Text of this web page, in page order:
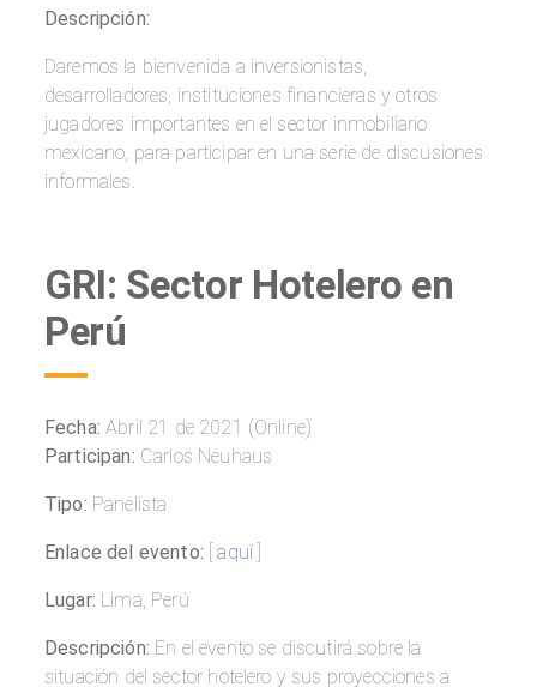
Descripción:
Daremos la bienvenida a inversionistas,
desarrolladores, instituciones financieras y otros
jugadores importantes en el sector inmobiliario
mexicano, para participar en una serie de discusiones
informales.
GRI: Sector Hotelero en
Perú
Fecha: Abril 21 de 2021 (Online)
Participan: Carlos Neuhaus
Tipo: Panelista
Enlace del evento: [aquí
Lugar: Lima, Perú
Descripción: En el evento se discutirá sobre la
situación del sector hotelero y sus proyecciones a